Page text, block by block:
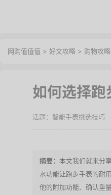
网购值值值 > 好文攻略 > 购物攻略
如何选择
智能手表挑选技巧
本文我们就来分
水功能让跑步手表的耐
他的附加功能、确认重